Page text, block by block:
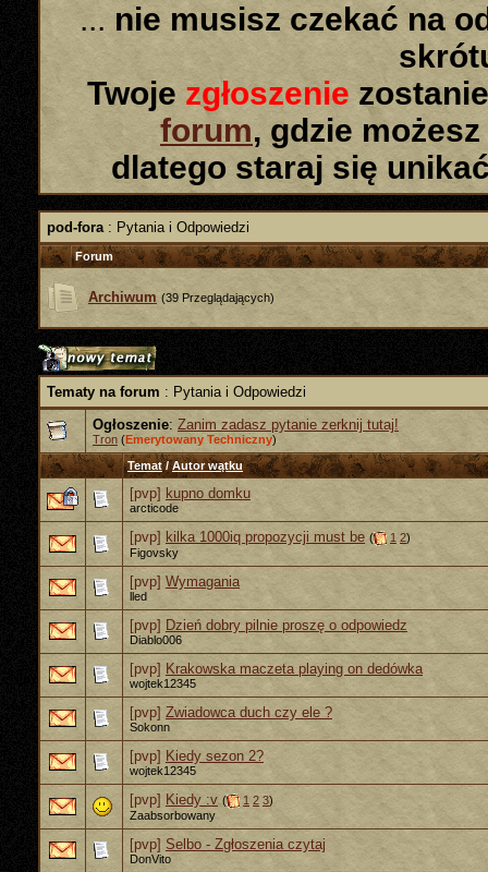
... nie musisz czekać na
Twoje zgłoszenie
forum, gdzie
dlatego staraj się
pod-fora : Pytania i Odpowiedzi
Forum
Archiwum (39 Przeglądających)
Tematy na forum : Pytania i Odpowiedzi
Ogłoszenie: Zanim zadasz pytanie zerknij tutaj!
Tron (Emerytowany Techniczny)
Temat/Autor wątku
[pvp] kupno domku
arcticode
[pvp] kilka 1000iq propozycji must be ( 1 2)
Figovsky
[pvp] Wymagania
lled
[pvp] Dzień dobry pilnie proszę o odpowiedz
Diablo006
[pvp] Krakowska maczeta playing on dedówka
wojtek12345
[pvp] Zwiadowca duch czy ele ?
Sokonn
[pvp] Kiedy sezon 2?
wojtek12345
[pvp] Kiedy :v ( 1 2 3)
Zaabsorbowany
[pvp] Selbo - Zgłoszenia czytaj
DonVito